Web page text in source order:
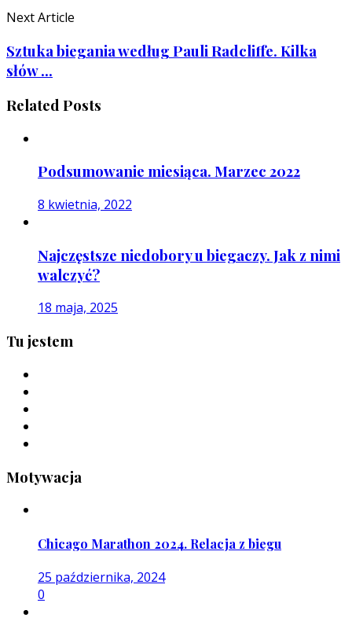
Next Article
Sztuka biegania według Pauli Radcliffe. Kilka
słów ...
Related Posts
Podsumowanie miesiąca. Marzec 2022
8 kwietnia, 2022
Najczęstsze niedobory u biegaczy. Jak z nimi
walczyć?
18 maja, 2025
Tu jestem
Motywacja
Chicago Marathon 2024. Relacja z biegu
25 października, 2024
0